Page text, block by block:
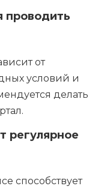
проводить
от
условий и
делать
регулярное
способствует